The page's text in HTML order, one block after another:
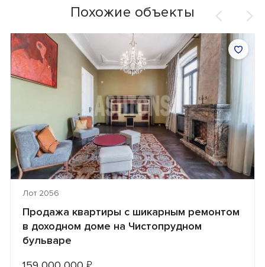
Похожие объекты
Лот 2056
Продажа квартиры с шикарным ремонтом
в доходном доме на Чистопрудном
бульваре